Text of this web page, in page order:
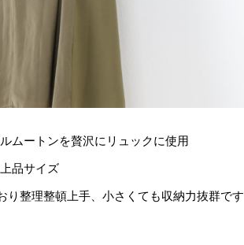
ムートンを贅沢にリュックに使用
品サイズ
り整理整頓上手、小さくても収納力抜群です